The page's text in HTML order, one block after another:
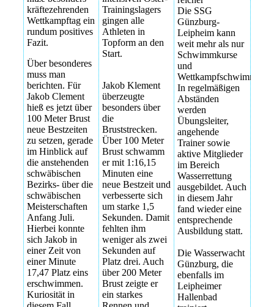
kräftezehrenden
Wettkampftag ein
rundum positives
Fazit.
Über besonderes
muss man
berichten. Für
Jakob Clement
hieß es jetzt über
100 Meter Brust
neue Bestzeiten
zu setzen, gerade
im Hinblick auf
die anstehenden
schwäbischen
Bezirks- über die
schwäbischen
Meisterschaften
Anfang Juli.
Hierbei konnte
sich Jakob in
einer Zeit von
einer Minute
17,47 Platz eins
erschwimmen.
Kuriosität in
Trainingslagers
gingen alle
Athleten in
Topform an den
Start.
Jakob Klement
überzeugte
besonders über
die
Bruststrecken.
Über 100 Meter
Brust schwamm
er mit 1:16,15
Minuten eine
neue Bestzeit und
verbesserte sich
um starke 1,5
Sekunden. Damit
fehlten ihm
weniger als zwei
Sekunden auf
Platz drei. Auch
über 200 Meter
Brust zeigte er
ein starkes
Die SSG
Günzburg-
Leipheim kann
weit mehr als nur
Schwimmkurse
und
Wettkampfschwimmen.
In regelmäßigen
Abständen
werden
Übungsleiter,
angehende
Trainer sowie
aktive Mitglieder
im Bereich
Wasserrettung
ausgebildet. Auch
in diesem Jahr
fand wieder eine
entsprechende
Ausbildung statt.
Die Wasserwacht
Günzburg, die
ebenfalls im
Leipheimer
Hallenbad